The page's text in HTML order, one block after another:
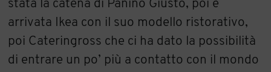
stata la catena di Panino Giusto, poi è
arrivata Ikea con il suo modello ristorativo,
poi Cateringross che ci ha dato la possibilità
di entrare un po’ più a contatto con il mondo